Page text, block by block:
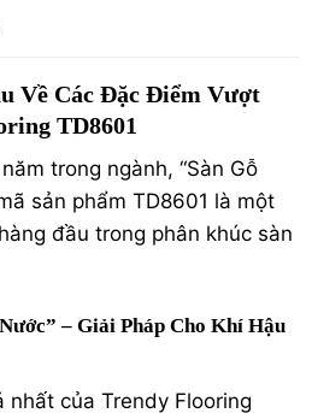
Về Các Đặc Điểm Vượt
TD8601
trong ngành, “Sàn Gỗ
sản phẩm TD8601 là một
đầu trong phân khúc sàn
– Giải Pháp Cho Khí Hậu
của Trendy Flooring